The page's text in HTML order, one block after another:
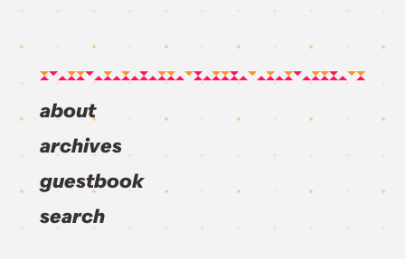
about
archives
guestbook
search